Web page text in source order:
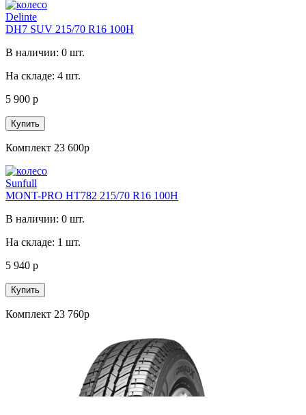
Delinte
DH7 SUV 215/70 R16 100H
В наличии: 0 шт.
На складе: 4 шт.
5 900 р
Купить
Комплект 23 600р
Sunfull
MONT-PRO HT782 215/70 R16 100H
В наличии: 0 шт.
На складе: 1 шт.
5 940 р
Купить
Комплект 23 760р